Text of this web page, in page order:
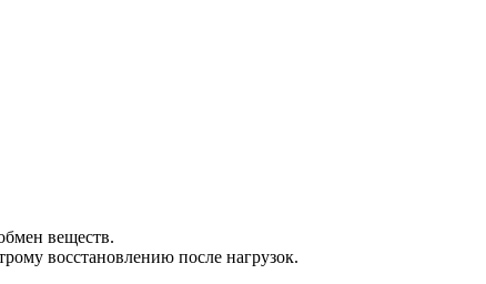
веществ.
восстановлению после нагрузок.